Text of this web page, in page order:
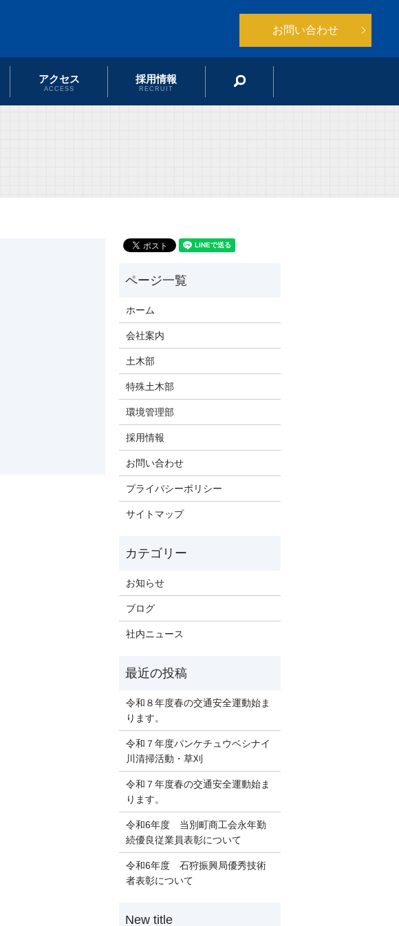
お問い合わせ
アクセス
ACCESS
採用情報
RECRUIT
search
ホーム
会社案内
土木部
特殊土木部
環境管理部
採用情報
お問い合わせ
プライバシーポリシー
サイトマップ
お知らせ
ブログ
社内ニュース
令和８年度春の交通安全運動始ま
ります。
令和７年度パンケチュウベシナイ
川清掃活動・草刈
令和７年度春の交通安全運動始ま
ります。
令和6年度 当別町商工会永年勤
続優良従業員表彰について
令和6年度 石狩振興局優秀技術
者表彰について